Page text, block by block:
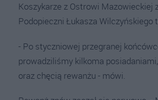
Koszykarze z Ostrowi
Podopieczni Łukasza
- Po styczniowej przegranej
prowadziliśmy kilkoma
oraz chęcią rewanżu - mówi.